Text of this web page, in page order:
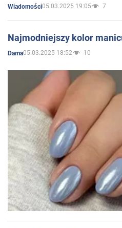
Wiadomości05.03.2025 19:05 7
Najmodniejszy kolor
Dama05.03.2025 18:52 10